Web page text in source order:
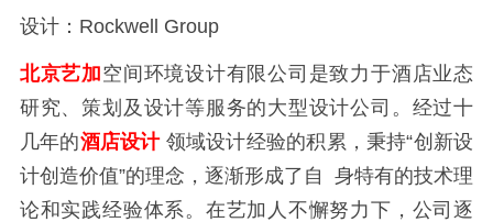
设计：Rockwell Group
北京艺加空间环境设计有限公司是致力于酒店业态
研究、策划及设计等服务的大型设计公司。经过十
几年的酒店设计 领域设计经验的积累，秉持“创新设
计创造价值”的理念，逐渐形成了自
身特有的技术理
论和实践经验体系。在艺加人不懈努力下，公司逐